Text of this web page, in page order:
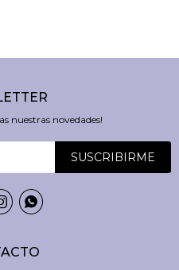
nuestras novedades!
SUSCRIBIRME
